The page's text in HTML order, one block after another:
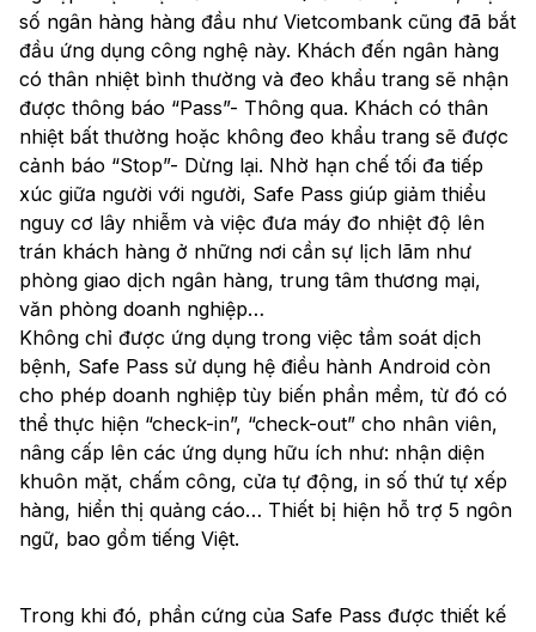
số ngân hàng hàng đầu như Vietcombank cũng đã bắt
đầu ứng dụng công nghệ này. Khách đến ngân hàng
có thân nhiệt bình thường và đeo khẩu trang sẽ nhận
được thông báo “Pass”- Thông qua. Khách có thân
nhiệt bất thường hoặc không đeo khẩu trang sẽ được
cảnh báo “Stop”- Dừng lại. Nhờ hạn chế tối đa tiếp
xúc giữa người với người, Safe Pass giúp giảm thiểu
nguy cơ lây nhiễm và việc đưa máy đo nhiệt độ lên
trán khách hàng ở những nơi cần sự lịch lãm như
phòng giao dịch ngân hàng, trung tâm thương mại,
văn phòng doanh nghiệp…
Không chỉ được ứng dụng trong việc tầm soát dịch
bệnh, Safe Pass sử dụng hệ điều hành Android còn
cho phép doanh nghiệp tùy biến phần mềm, từ đó có
thể thực hiện “check-in”, “check-out” cho nhân viên,
nâng cấp lên các ứng dụng hữu ích như: nhận diện
khuôn mặt, chấm công, cửa tự động, in số thứ tự xếp
hàng, hiển thị quảng cáo… Thiết bị hiện hỗ trợ 5 ngôn
ngữ, bao gồm tiếng Việt.
Trong khi đó, phần cứng của Safe Pass được thiết kế